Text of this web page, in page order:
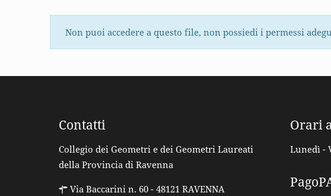
Non puoi accedere a questo file, non possiedi i permessi
Contatti
Collegio dei Geometri e dei Geometri Laureati
della Provincia di Ravenna
Via Baccarini n. 60 - 48121 RAVENNA
Orari
Lunedì -